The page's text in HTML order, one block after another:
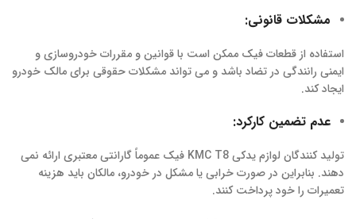
مشکلات قانونی:
استفاده از قطعات فیک ممکن است با قوانین و مقررات خودروسازی و
ایمنی رانندگی در تضاد باشد و می تواند مشکلات حقوقی برای مالک خودرو
ایجاد کند.
عدم تضمین کارکرد:
تولید کنندگان لوازم یدکی KMC T8 فیک عموماً گارانتی معتبری ارائه نمی
دهند. بنابراین در صورت خرابی یا مشکل در خودرو، مالکان باید هزینه
تعمیرات را خود پرداخت کنند.